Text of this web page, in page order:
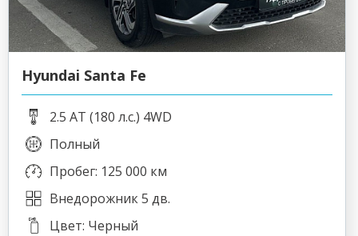
Hyundai Santa Fe
2.5 AT (180 л.с.) 4WD
Полный
Пробег: 125 000 км
Внедорожник 5 дв.
Цвет: Черный